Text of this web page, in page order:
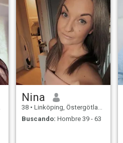
Nina
38 • Linköping, Östergötland, Suecia
Buscando: Hombre 39 - 63